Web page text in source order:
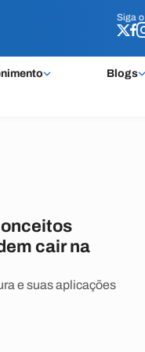
Siga o
Blogs
Siga o
cair na
e suas aplicações